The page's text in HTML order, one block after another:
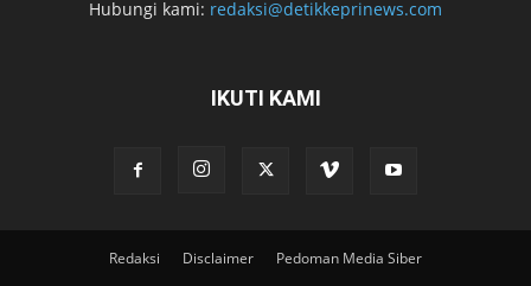
Hubungi kami: redaksi@detikkeprinews.com
IKUTI KAMI
Redaksi Disclaimer Pedoman Media Siber